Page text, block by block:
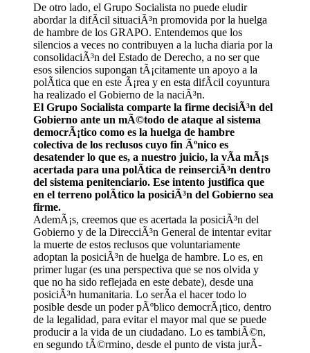
De otro lado, el Grupo Socialista no puede eludir
abordar la difÃ­cil situaciÃ³n promovida por la huelga
de hambre de los GRAPO. Entendemos que los
silencios a veces no contribuyen a la lucha diaria por la
consolidaciÃ³n del Estado de Derecho, a no ser que
esos silencios supongan tÃ¡citamente un apoyo a la
polÃ­tica que en este Ã¡rea y en esta difÃ­cil coyuntura
ha realizado el Gobierno de la naciÃ³n.
El Grupo Socialista comparte la firme decisiÃ³n del
Gobierno ante un mÃ©todo de ataque al sistema
democrÃ¡tico como es la huelga de hambre
colectiva de los reclusos cuyo fin Ãºnico es
desatender lo que es, a nuestro juicio, la vÃ­a mÃ¡s
acertada para una polÃ­tica de reinserciÃ³n dentro
del sistema penitenciario. Ese intento justifica que
en el terreno polÃ­tico la posiciÃ³n del Gobierno sea
firme.
AdemÃ¡s, creemos que es acertada la posiciÃ³n del
Gobierno y de la DirecciÃ³n General de intentar evitar
la muerte de estos reclusos que voluntariamente
adoptan la posiciÃ³n de huelga de hambre. Lo es, en
primer lugar (es una perspectiva que se nos olvida y
que no ha sido reflejada en este debate), desde una
posiciÃ³n humanitaria. Lo serÃ­a el hacer todo lo
posible desde un poder pÃºblico democrÃ¡tico, dentro
de la legalidad, para evitar el mayor mal que se puede
producir a la vida de un ciudadano. Lo es tambiÃ©n,
en segundo tÃ©rmino, desde el punto de vista jurÃ­